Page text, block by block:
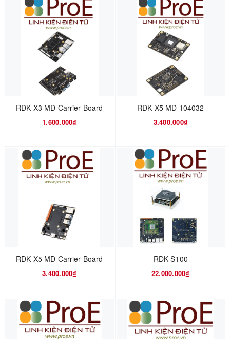
RDK X3 MD Carrier Board
1.600.000₫
RDK X5 MD 104032
3.400.000₫
RDK X5 MD Carrier Board
3.400.000₫
RDK S100
22.000.000₫